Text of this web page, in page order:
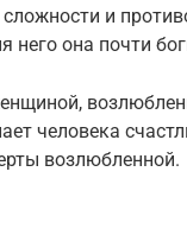
и
него она почти
человека
возлюбленной.